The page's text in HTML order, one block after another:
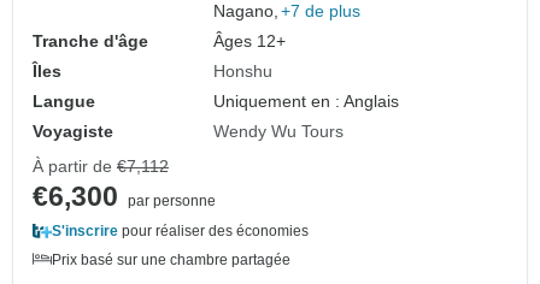
Nagano, +7 de plus
Tranche d'âge
Âges 12+
Îles
Honshu
Langue
Uniquement en : Anglais
Voyagiste
Wendy Wu Tours
À partir de €7,112
€6,300
par personne
S'inscrire pour réaliser des économies
Prix basé sur une chambre partagée